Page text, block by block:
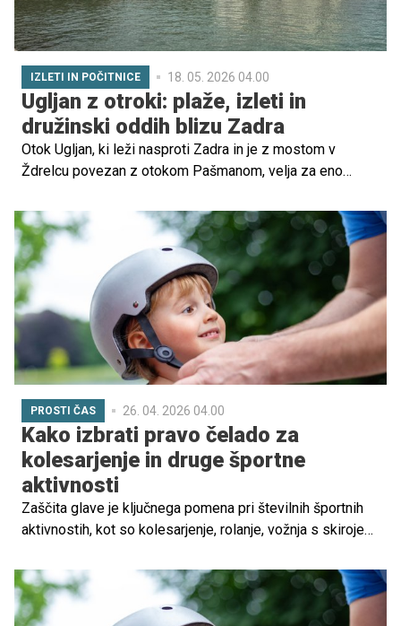
IZLETI IN POČITNICE 18. 05. 2026 04.00
Ugljan z otroki: plaže, izleti in
družinski oddih blizu Zadra
Otok Ugljan, ki leži nasproti Zadra in je z mostom v
Ždrelcu povezan z otokom Pašmanom, velja za eno
trajektne povezanosti, številnih lepih plaž s senco,
označenih kolesarskih poti in raznolikih krajev je
priljubljena izbira za družine.
PROSTI ČAS 26. 04. 2026 04.00
Kako izbrati pravo čelado za
kolesarjenje in druge športne
aktivnosti
Zaščita glave je ključnega pomena pri številnih športnih
aktivnostih, kot so kolesarjenje, rolanje, vožnja s skirojem
tveganje za poškodbe pri padcih. Vendar pa ni vsaka
čelada primerna za vse vrste aktivnosti.